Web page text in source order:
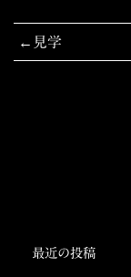
投
シ
見学
最近の投稿